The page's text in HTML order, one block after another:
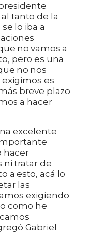
tanto de la
lo iba a
no vamos a
pero es una
no nos
es
breve plazo
a hacer
excelente
hacer
ni tratar de
a esto, acá lo
las
exigiendo
como he
Gabriel